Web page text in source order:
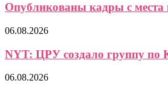
Опубликованы кадры с места
06.08.2026
NYT: ЦРУ создало группу по
06.08.2026